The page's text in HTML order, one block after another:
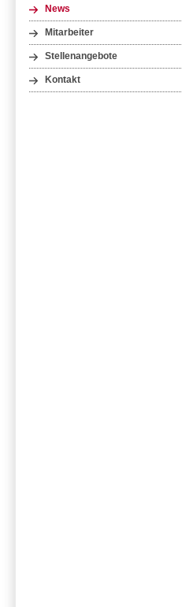
News
Mitarbeiter
Stellenangebote
Kontakt